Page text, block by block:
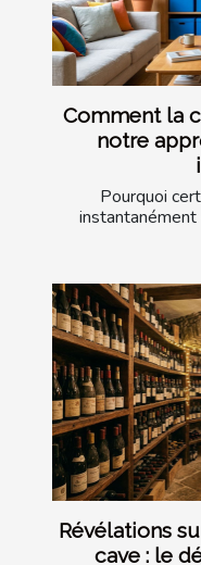
Comment la
notre
Pourquoi
instantanément
Révélations
cave : le